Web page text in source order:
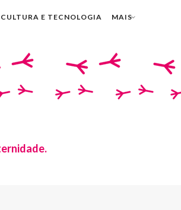
CULTURA E TECNOLOGIA MAIS